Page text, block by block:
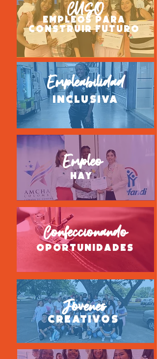
CUSO
Empleos para
construir futuro
Empleabilidad
inclusiva
Empleo
hay
Confeccionando
oportunidades
Jóvenes
creativos